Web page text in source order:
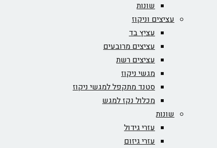
שונות
עציצים וניקוז
עציץ בד
עציצים מרובעים
עציצים רשת
מגשי ניקוז
סטנד מתקפל למגשי ניקוז
מכלול נקז למגש
שונות
עזרי גידול
עזרי גיזום